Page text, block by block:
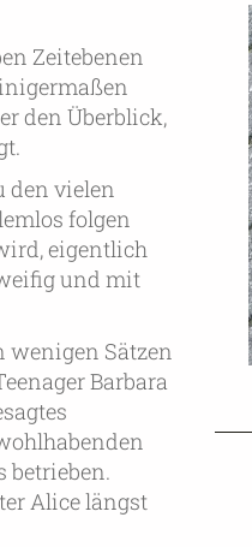
Zeitebenen
den Überblick,
den vielen
folgen
eigentlich
und mit
wenigen Sätzen
Barbara
betrieben.
Alice längst